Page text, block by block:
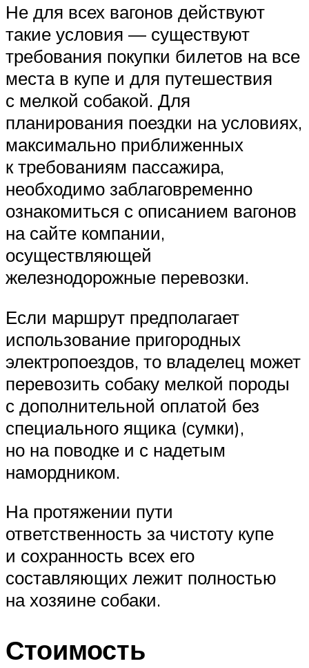
Не для всех вагонов действуют
такие условия — существуют
требования покупки билетов на все
места в купе и для путешествия
с мелкой собакой. Для
планирования поездки на условиях,
максимально приближенных
к требованиям пассажира,
необходимо заблаговременно
ознакомиться с описанием вагонов
на сайте компании,
осуществляющей
железнодорожные перевозки.
Если маршрут предполагает
использование пригородных
электропоездов, то владелец может
перевозить собаку мелкой породы
с дополнительной оплатой без
специального ящика (сумки),
но на поводке и с надетым
намордником.
На протяжении пути
ответственность за чистоту купе
и сохранность всех его
составляющих лежит полностью
на хозяине собаки.
Стоимость